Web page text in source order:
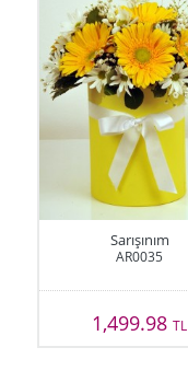
Sarışınım
AR0035
1,499.98TL